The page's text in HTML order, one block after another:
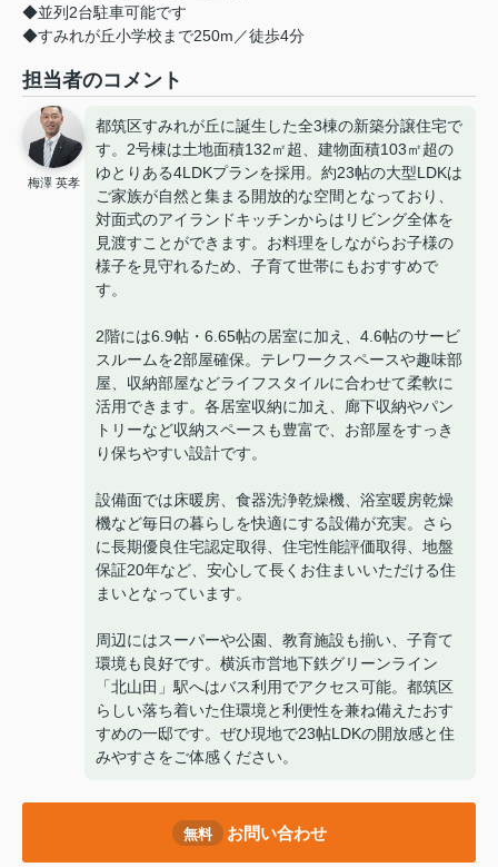
◆並列2台駐車可能です
◆すみれが丘小学校まで250m／徒歩4分
担当者のコメント
梅澤 英孝
都筑区すみれが丘に誕生した全3棟の新築分譲住宅で
す。2号棟は土地面積132㎡超、建物面積103㎡超の
ゆとりある4LDKプランを採用。約23帖の大型LDKは
ご家族が自然と集まる開放的な空間となっており、
対面式のアイランドキッチンからはリビング全体を
見渡すことができます。お料理をしながらお子様の
様子を見守れるため、子育て世帯にもおすすめで
す。
2階には6.9帖・6.65帖の居室に加え、4.6帖のサービ
スルームを2部屋確保。テレワークスペースや趣味部
屋、収納部屋などライフスタイルに合わせて柔軟に
活用できます。各居室収納に加え、廊下収納やパン
トリーなど収納スペースも豊富で、お部屋をすっき
り保ちやすい設計です。
設備面では床暖房、食器洗浄乾燥機、浴室暖房乾燥
機など毎日の暮らしを快適にする設備が充実。さら
に長期優良住宅認定取得、住宅性能評価取得、地盤
保証20年など、安心して長くお住まいいただける住
まいとなっています。
周辺にはスーパーや公園、教育施設も揃い、子育て
環境も良好です。横浜市営地下鉄グリーンライン
「北山田」駅へはバス利用でアクセス可能。都筑区
らしい落ち着いた住環境と利便性を兼ね備えたおす
すめの一邸です。ぜひ現地で23帖LDKの開放感と住
みやすさをご体感ください。
無料 お問い合わせ